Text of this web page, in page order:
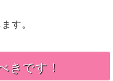
す。
きです！